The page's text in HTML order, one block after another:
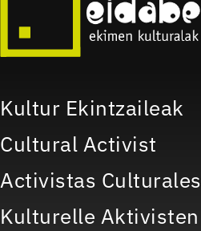
Kultur Ekintzaileak
Cultural Activist
Activistas Culturales
Kulturelle Aktivisten